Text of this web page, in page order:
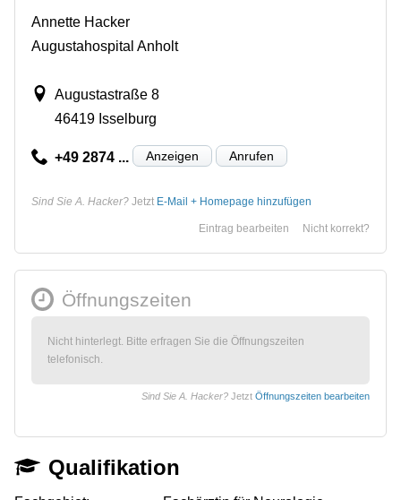
Annette Hacker
Augustahospital Anholt
Augustastraße 8
46419 Isselburg
+49 2874 ... Anzeigen Anrufen
Sind Sie A. Hacker? Jetzt E-Mail + Homepage hinzufügen
Nicht korrekt?
Eintrag bearbeiten
Öffnungszeiten
Nicht hinterlegt. Bitte erfragen Sie die Öffnungszeiten
telefonisch.
Sind Sie A. Hacker? Jetzt Öffnungszeiten bearbeiten
Qualifikation